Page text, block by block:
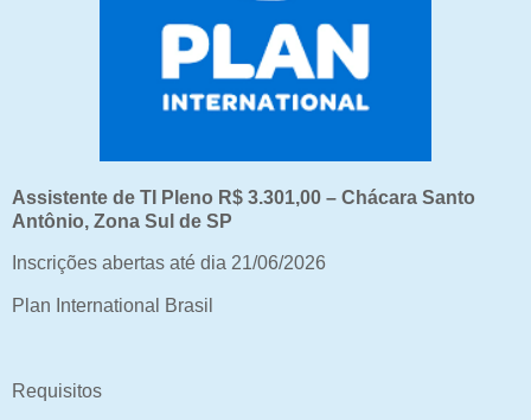
Assistente de TI Pleno R$ 3.301,00 – Chácara Santo
Antônio, Zona Sul de SP
Inscrições abertas até dia 21/06/2026
Plan International Brasil
Requisitos